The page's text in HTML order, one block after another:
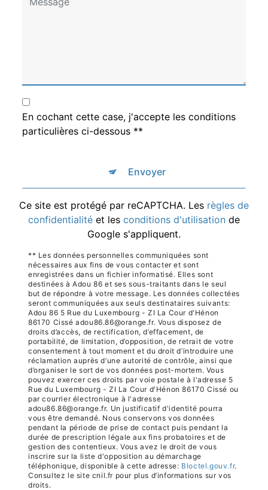
En cochant cette case, j'accepte les conditions
particulières ci-dessous **
Envoyer
Ce site est protégé par reCAPTCHA. Les règles de
confidentialité et les conditions d'utilisation de
Google s'appliquent.
** Les données personnelles communiquées sont
nécessaires aux fins de vous contacter et sont
enregistrées dans un fichier informatisé. Elles sont
destinées à Adou 86 et ses sous-traitants dans le seul
but de répondre à votre message. Les données collectées
seront communiquées aux seuls destinataires suivants:
Adou 86 5 Rue du Luxembourg - ZI La Cour d'Hénon
86170 Cissé adou86.86@orange.fr. Vous disposez de
droits d’accès, de rectification, d’effacement, de
portabilité, de limitation, d’opposition, de retrait de votre
consentement à tout moment et du droit d’introduire une
réclamation auprès d’une autorité de contrôle, ainsi que
d’organiser le sort de vos données post-mortem. Vous
pouvez exercer ces droits par voie postale à l'adresse 5
Rue du Luxembourg - ZI La Cour d'Hénon 86170 Cissé ou
par courrier électronique à l'adresse
adou86.86@orange.fr. Un justificatif d'identité pourra
vous être demandé. Nous conservons vos données
pendant la période de prise de contact puis pendant la
durée de prescription légale aux fins probatoires et de
gestion des contentieux. Vous avez le droit de vous
inscrire sur la liste d'opposition au démarchage
téléphonique, disponible à cette adresse: Bloctel.gouv.fr.
Consultez le site cnil.fr pour plus d’informations sur vos
droits.